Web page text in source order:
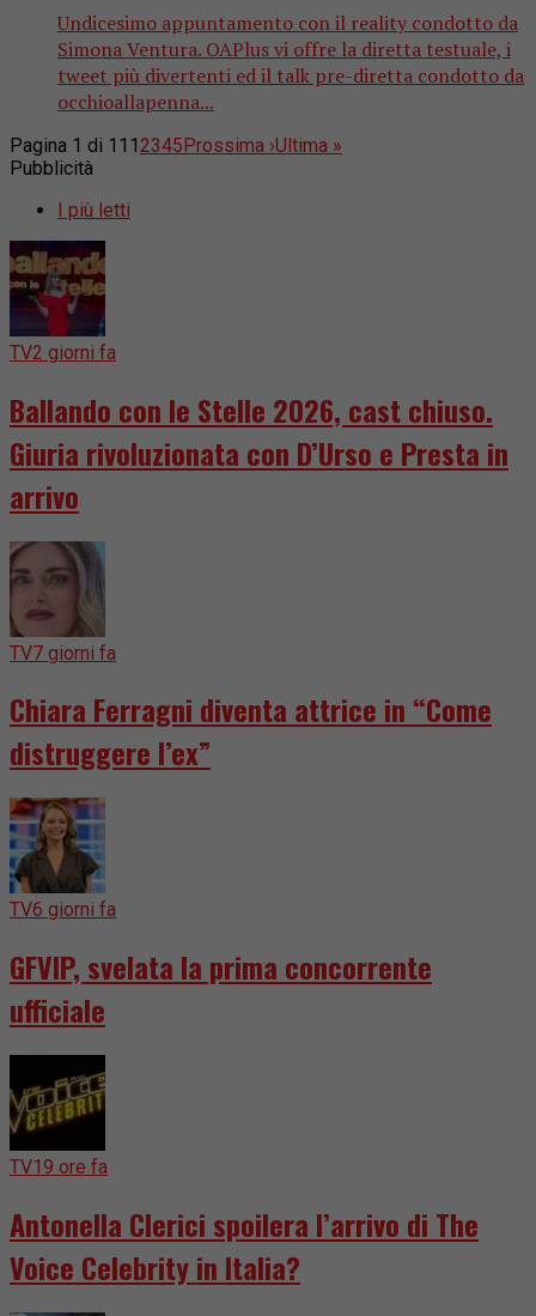
Undicesimo appuntamento con il reality condotto da
Simona Ventura. OAPlus vi offre la diretta testuale, i
tweet più divertenti ed il talk pre-diretta condotto da
occhioallapenna...
Pagina 1 di 11 1 2345Prossima ›Ultima »
Pubblicità
I più letti
TV2 giorni fa
Ballando con le Stelle 2026, cast chiuso.
Giuria rivoluzionata con D’Urso e Presta in
arrivo
TV7 giorni fa
Chiara Ferragni diventa attrice in “Come
distruggere l’ex”
TV6 giorni fa
GFVIP, svelata la prima concorrente
ufficiale
TV19 ore fa
Antonella Clerici spoilera l’arrivo di The
Voice Celebrity in Italia?